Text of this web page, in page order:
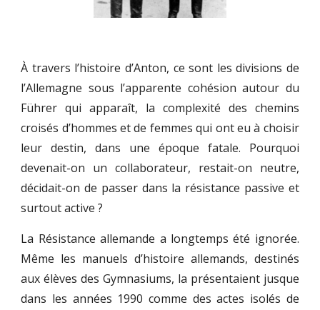
À travers l’histoire d’Anton, ce sont les divisions de
l’Allemagne sous l’apparente cohésion autour du
Führer qui apparaît, la complexité des chemins
croisés d’hommes et de femmes qui ont eu à choisir
leur destin, dans une époque fatale. Pourquoi
devenait-on un collaborateur, restait-on neutre,
décidait-on de passer dans la résistance passive et
surtout active ?
La Résistance allemande a longtemps été ignorée.
Même les manuels d’histoire allemands, destinés
aux élèves des Gymnasiums, la présentaient jusque
dans les années 1990 comme des actes isolés de